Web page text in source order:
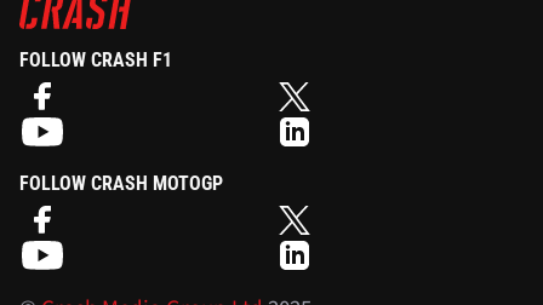
FOLLOW CRASH F1
FOLLOW CRASH MOTOGP